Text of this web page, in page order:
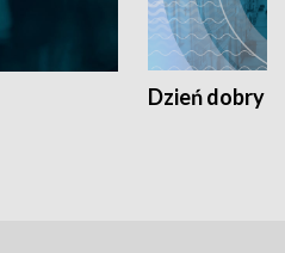
Dzień dobry